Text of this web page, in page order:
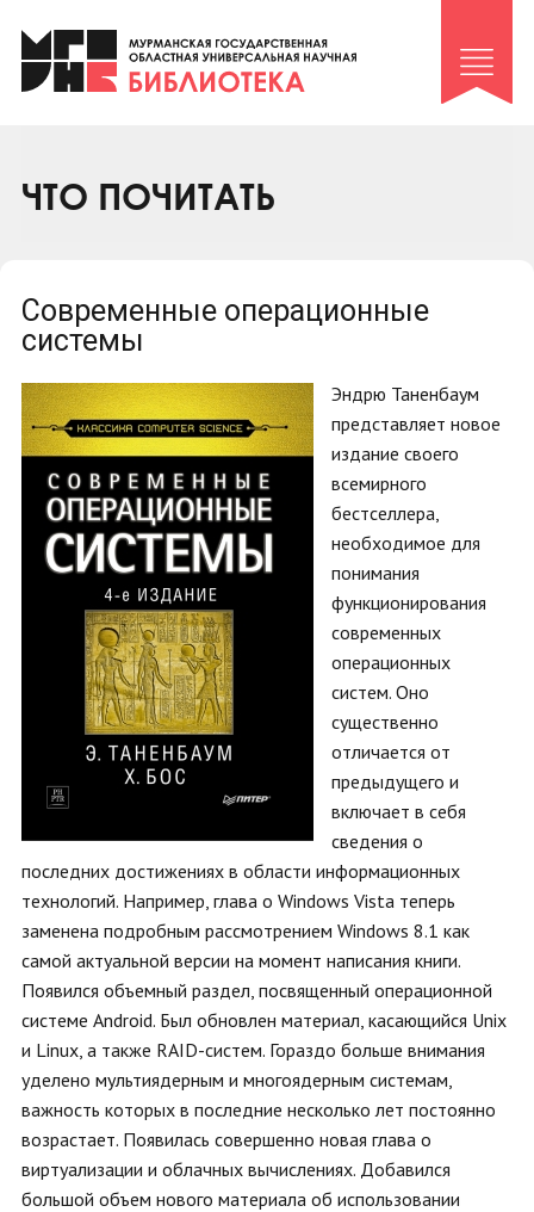
Клуб «Гиря и сельдерей»
Клуб «Семейный архив»
Коллегам
ЧТО ПОЧИТАТЬ
Современные операционные
системы
Эндрю Таненбаум
представляет новое
издание своего
всемирного
бестселлера,
необходимое для
понимания
функционирования
современных
операционных
систем. Оно
существенно
отличается от
предыдущего и
включает в себя
сведения о
последних достижениях в области информационных
технологий. Например, глава о Windows Vista теперь
заменена подробным рассмотрением Windows 8.1 как
самой актуальной версии на момент написания книги.
Появился объемный раздел, посвященный операционной
системе Android. Был обновлен материал, касающийся Unix
и Linux, а также RAID-систем. Гораздо больше внимания
уделено мультиядерным и многоядерным системам,
важность которых в последние несколько лет постоянно
возрастает. Появилась совершенно новая глава о
виртуализации и облачных вычислениях. Добавился
большой объем нового материала об использовании